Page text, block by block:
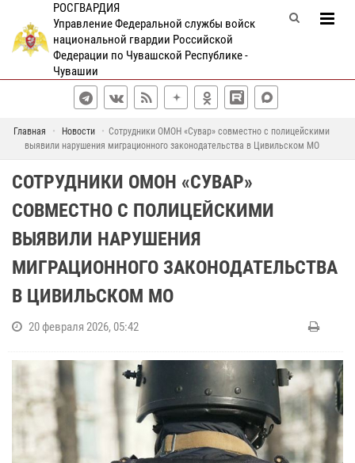
РОСГВАРДИЯ
Управление Федеральной службы войск
национальной гвардии Российской
Федерации по Чувашской Республике -
Чувашии
Главная Новости
Сотрудники ОМОН «Сувар» совместно с полицейскими
выявили нарушения миграционного законодательства в Цивильском МО
СОТРУДНИКИ ОМОН «СУВАР»
СОВМЕСТНО С ПОЛИЦЕЙСКИМИ
ВЫЯВИЛИ НАРУШЕНИЯ
МИГРАЦИОННОГО ЗАКОНОДАТЕЛЬСТВА
В ЦИВИЛЬСКОМ МО
20 февраля 2026, 05:42